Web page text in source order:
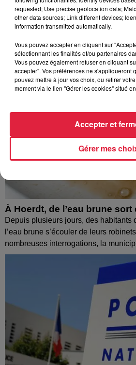
La Vallée de Villé propose 14
poussette ou avec de jeunes enfants.
nature sans grande difficulté. On a
À Hoerdt, de l’eau brune
Depuis plusieurs jours, des habitants
l’eau brune s’écouler de leurs
nombreuses interrogations, la
requested; Use precise geolocation data;
other data sources; Link different devices;
information transmitted automatically.
Vous pouvez accepter en cliquant sur
sélectionnant les finalités et/ou partenaires
Vous pouvez également refuser en cliquant
accepter". Vos préférences ne s'appliqueront
pouvez mettre à jour vos choix, ou retirer
moment via le lien "Gérer les cookies" situé
Gérer mes
Accepter et